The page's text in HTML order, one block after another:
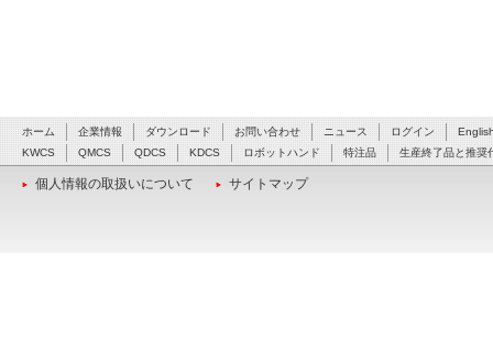
ホーム 企業情報 ダウンロード お問い合わせ ニュース ログイン
KWCS
QMCS QDCS KDCS ロボットハンド 特注品 生産終了品と推奨
個人情報の取扱いについて サイトマップ